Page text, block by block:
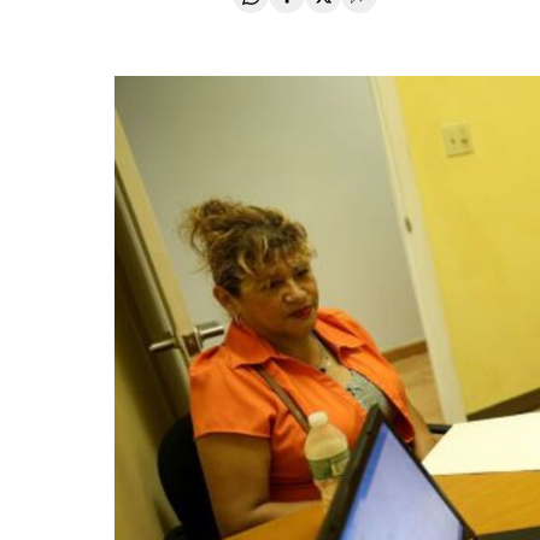
Compartir en Whatsapp
Compartir en Facebook
Compartir en Twitter
Desplegar Redes